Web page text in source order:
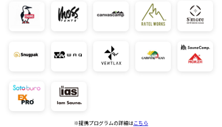
※提携プログラムの詳細はこちら